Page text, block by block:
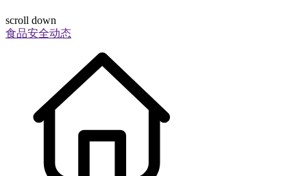
scroll down
食品安全动态